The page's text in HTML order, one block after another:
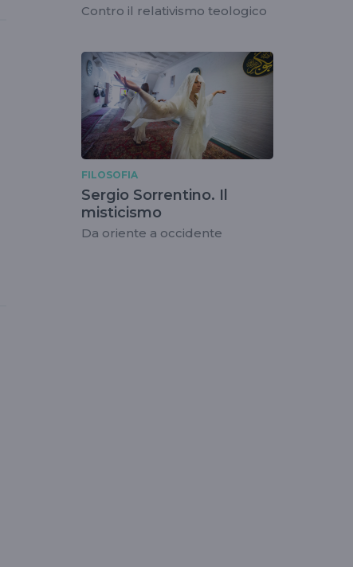
Contro il relativismo teologico
FILOSOFIA
Sergio Sorrentino. Il
misticismo
Da oriente a occidente